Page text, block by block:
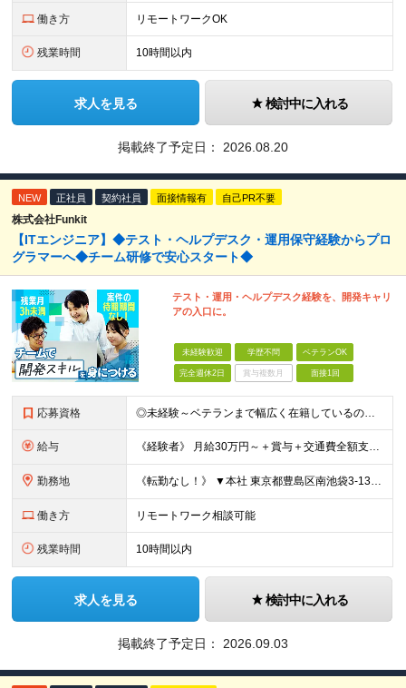
働き方 リモートワークOK
残業時間 10時間以内
求人を見る 検討中に入れる
掲載終了予定日： 2026.08.20
NEW 正社員 契約社員 面接情報有 自己PR不要
株式会社Funkit
【ITエンジニア】◆テスト・ヘルプデスク・運用保守経験からプロ
グラマーへ◆チーム研修で安心スタート◆
テスト・運用・ヘルプデスク経験を、開発キャリ
アの入口に。
未経験歓迎 学歴不問 ベテランOK
完全週休2日 賞与複数月 面接1回
応募資格 ◎未経験～ベテランまで幅広く在籍しているので大丈夫！◎ ＼こんなアナタにピッタリです♪／ ◆IT業界で手に職を付けて活躍したい方 ◆サポート体制が整っている会社で働きたい方 ◆フラットな社風の会社で
給与 《経験者》 月給30万円～＋賞与＋交通費全額支給 《未経験者》 月給23万円～＋賞与＋交通費全額支給 ※上記月給には固定残業代（20時間分／《経験者》40,600円～《未経験者》31,100円～）
勤務地 《転勤なし！》 ▼本社 東京都豊島区南池袋3-13-8 ホウエイビル9F ▼開発拠点 東京都豊島区南池袋3-13-5 KJ南池袋ビル4階 【東京本社or首都圏の各プロジェクト先】 ▼各プロジェクト
働き方 リモートワーク相談可能
残業時間 10時間以内
求人を見る 検討中に入れる
掲載終了予定日： 2026.09.03